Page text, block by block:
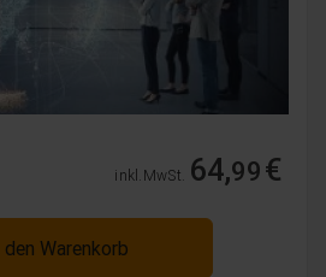
inkl. MwSt. 64,99€
den Warenkorb